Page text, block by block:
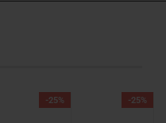
-25% -25%